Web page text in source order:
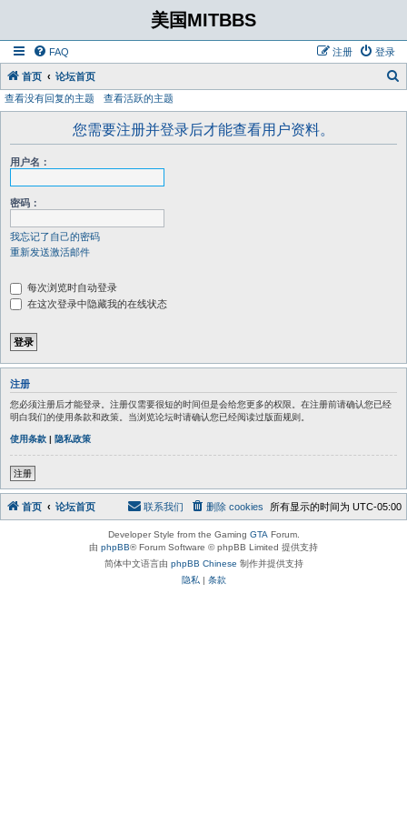
美国MITBBS
FAQ 登录
注册
首页 论坛首页
查看没有回复的主题 查看活跃的主题
您需要注册并登录后才能查看用户资料。
用户名：
密码：
我忘记了自己的密码
重新发送激活邮件
每次浏览时自动登录
在这次登录中隐藏我的在线状态
注册
您必须注册后才能登录。注册仅需要很短的时间但是会给您更多的权限。在注册前请确认您已经
明白我们的使用条款和政策。当浏览论坛时请确认您已经阅读过版面规则。
使用条款 | 隐私政策
注册
首页 论坛首页 所有显示的时间为 UTC-05:00
删除 cookies
联系我们
Developer Style from the Gaming GTA Forum.
由 phpBB® Forum Software © phpBB Limited 提供支持
简体中文语言由 phpBB Chinese 制作并提供支持
隐私 | 条款